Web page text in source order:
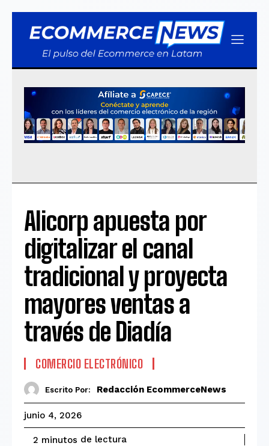
Alicorp apuesta por
digitalizar el canal
tradicional y proyecta
mayores ventas a
través de Diadía
COMERCIO ELECTRÓNICO
Escrito Por: Redacción EcommerceNews
junio 4, 2026
2 minutos de lectura